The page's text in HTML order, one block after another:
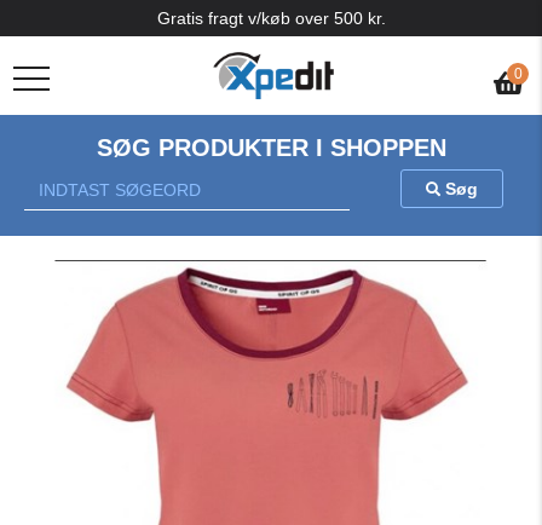
0
Gratis fragt v/køb over 500 kr.
SØG PRODUKTER I SHOPPEN
Søg
Previous